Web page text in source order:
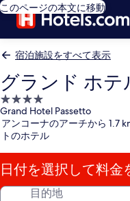
このページの本文に移動
宿泊施設をすべて表示
グランド ホテ
4.0
つ
星
宿
泊
施
設
Grand Hotel Passetto
アンコーナのアーチから 1.7
トのホテル
日付を選択して料金
目的地